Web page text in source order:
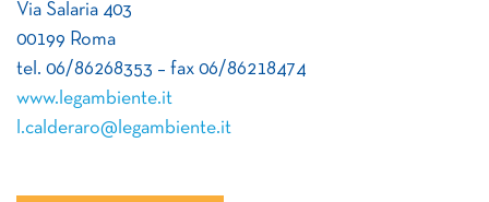
Via Salaria 403
00199 Roma
tel. 06/86268353 – fax 06/86218474
www.legambiente.it
l.calderaro@legambiente.it